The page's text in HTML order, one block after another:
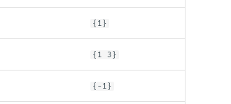
{1}
{1 3}
{-1}